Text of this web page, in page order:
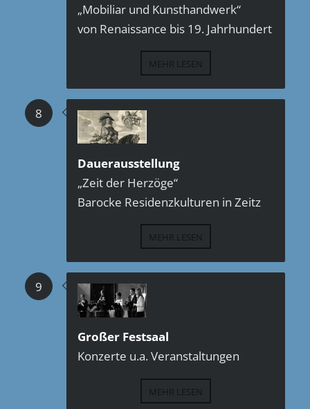
„Mobiliar und Kunsthandwerk“
von Renaissance bis 19. Jahrhundert
MEHR LESEN
8
Dauerausstellung
„Zeit der Herzöge“
Barocke Residenzkulturen in Zeitz
MEHR LESEN
9
Großer Festsaal
Konzerte u.a. Veranstaltungen
MEHR LESEN